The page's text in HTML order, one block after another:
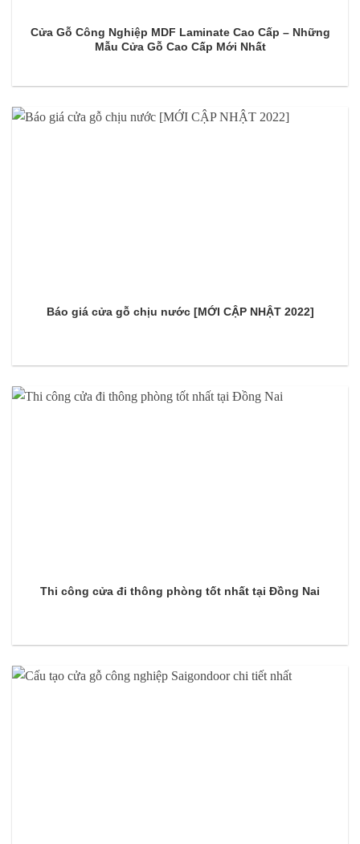
Cửa Gỗ Công Nghiệp MDF Laminate Cao Cấp – Những
Mẫu Cửa Gỗ Cao Cấp Mới Nhất
Báo giá cửa gỗ chịu nước [MỚI CẬP NHẬT 2022]
Thi công cửa đi thông phòng tốt nhất tại Đồng Nai